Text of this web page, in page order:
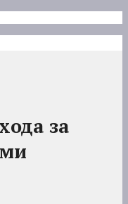
за